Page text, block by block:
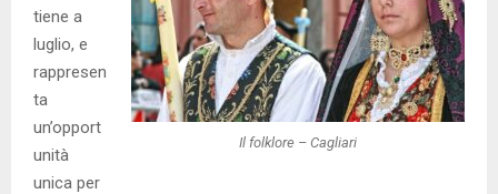
Il folklore – Cagliari
tiene a
luglio, e
rappresen
ta
un’opport
unità
unica per